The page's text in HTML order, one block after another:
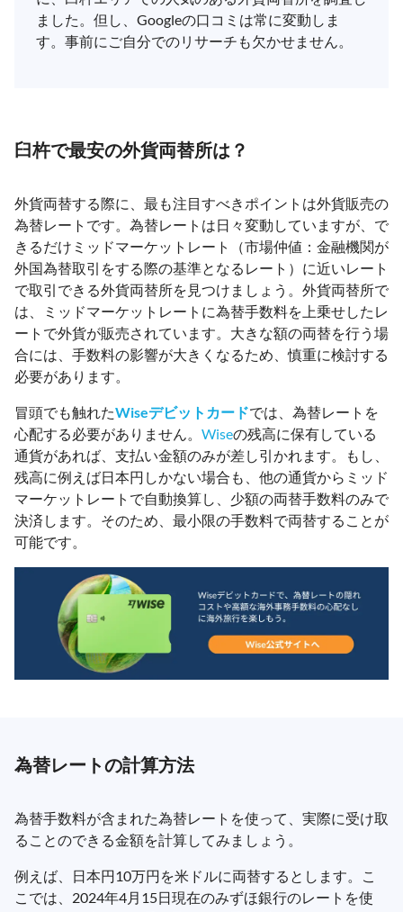
ました。但し、Googleの口コミは常に変動しま
す。事前にご自分でのリサーチも欠かせません。
臼杵で最安の外貨両替所は？
外貨両替する際に、最も注目すべきポイントは外貨販売の
為替レートです。為替レートは日々変動していますが、で
きるだけミッドマーケットレート（市場仲値：金融機関が
外国為替取引をする際の基準となるレート）に近いレート
で取引できる外貨両替所を見つけましょう。外貨両替所で
は、ミッドマーケットレートに為替手数料を上乗せしたレ
ートで外貨が販売されています。大きな額の両替を行う場
合には、手数料の影響が大きくなるため、慎重に検討する
必要があります。
冒頭でも触れたWiseデビットカードでは、為替レートを
心配する必要がありません。 Wiseの残高に保有している
通貨があれば、支払い金額のみが差し引かれます。もし、
残高に例えば日本円しかない場合も、他の通貨からミッド
マーケットレートで自動換算し、少額の両替手数料のみで
決済します。そのため、最小限の手数料で両替することが
可能です。
為替レートの計算方法
為替手数料が含まれた為替レートを使って、実際に受け取
ることのできる金額を計算してみましょう。
例えば、日本円10万円を米ドルに両替するとします。こ
こでは、2024年4月15日現在のみずほ銀行のレートを使